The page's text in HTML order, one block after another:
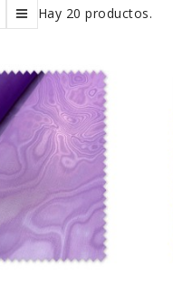
Hay 20 productos.